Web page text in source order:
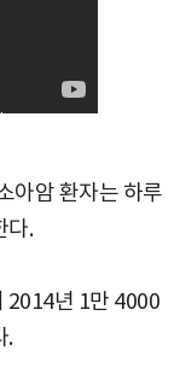
아암 환자는 하루
다.
2014년 1만 4000
.